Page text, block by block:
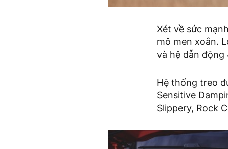
Xét về sức
mô men xoắn.
và hệ dẫn
Hệ thống treo
Sensitive
Slippery, Rock